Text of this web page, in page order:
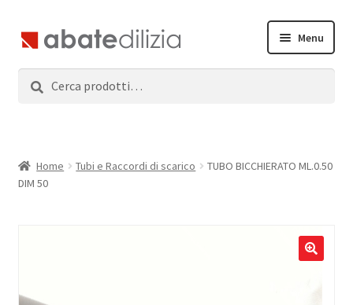
Vai
alla
navigazione
Vai
al
contenuto
Menu
child
ServiziHome Tubi e Raccordi di scarico
TUBO BICCHIERATO ML.0.50
DIM 50